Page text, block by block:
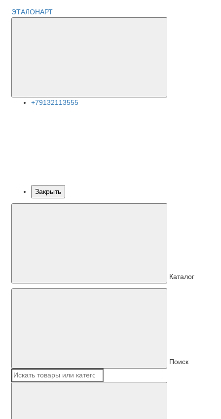
ЭТАЛОНАРТ
+79132113555
Закрыть
Каталог
Поиск